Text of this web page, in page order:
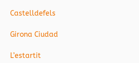
Castelldefels
Girona Ciudad
L’estartit